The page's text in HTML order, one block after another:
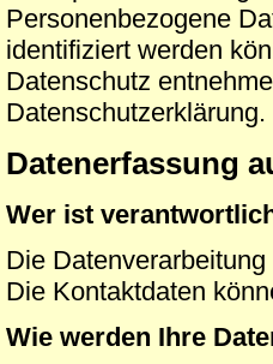
Personenbezogene
identifiziert werden
Datenschutz
Datenschutzerklärung.
Datenerfassung
Wer ist
Die
Die Kontaktdaten
Wie werden Ihre